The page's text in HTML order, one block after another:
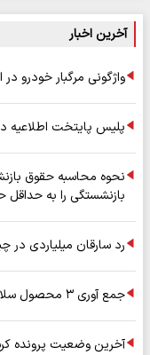
آخرین اخبار
واژگونی مرگبار خودرو
پلیس پایتخت اطلاعیه
نحوه محاسبه حقوق
بازنشستگی را به
رد سارقان میلیاردی در
جمع آوری ۳ محصول سلامت‌محور از بازار/ اسامی
آخرین وضعیت پرونده